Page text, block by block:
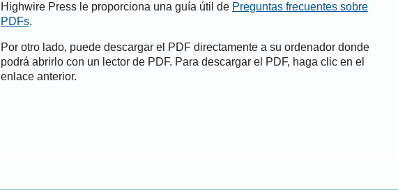
Highwire Press le proporciona una guía útil de Preguntas frecuentes sobre
PDFs.
Por otro lado, puede descargar el PDF directamente a su ordenador donde
podrá abrirlo con un lector de PDF. Para descargar el PDF, haga clic en el
enlace anterior.